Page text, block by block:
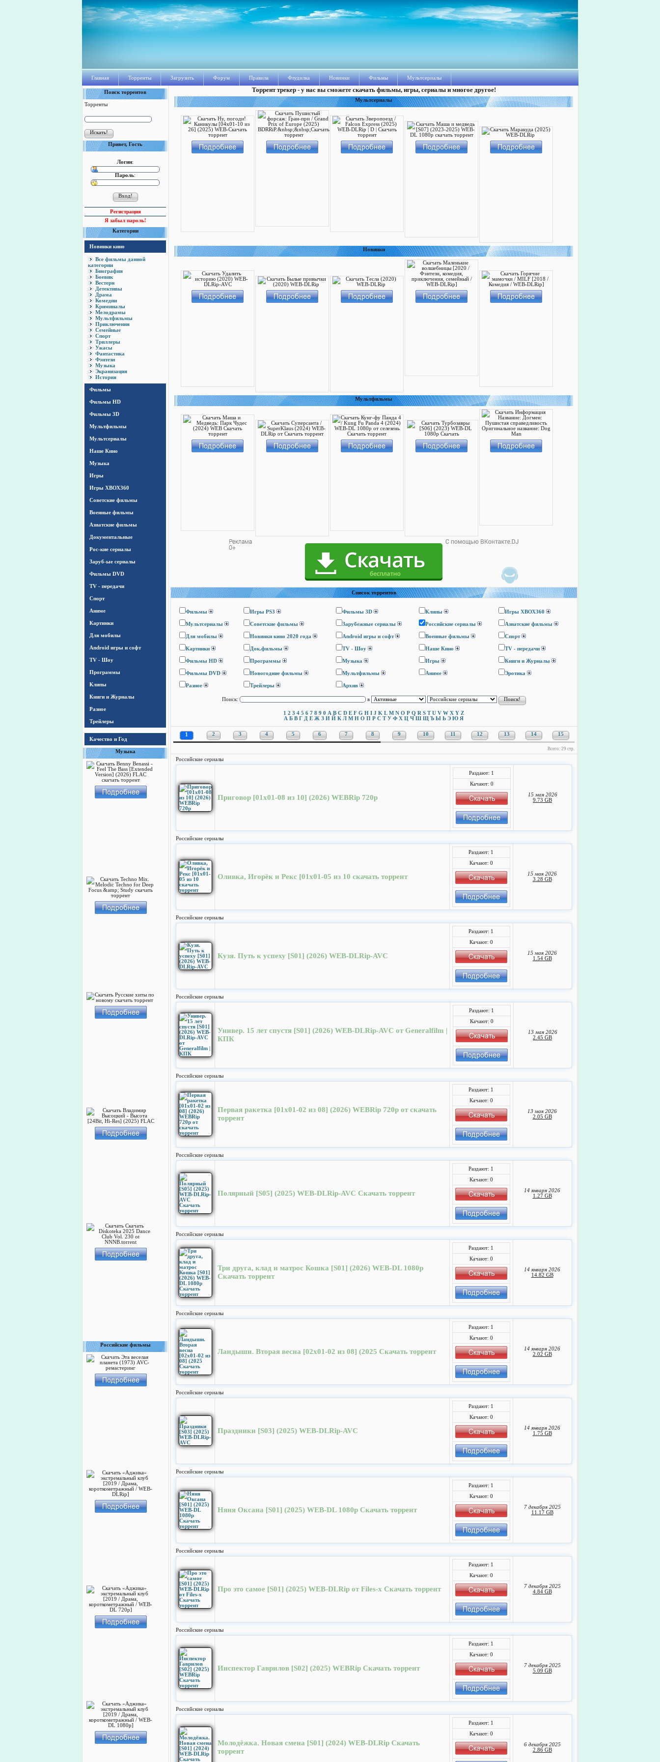
Главная Торренты Загрузить Форум Правила Флудилка Новинки Фильмы Мультсериалы
Поиск торрентов
Торренты
Привет, Гость
Логин:
Пароль:
Регистрация
Я забыл пароль!
Категории
Новинки кино
Все фильмы данной
категории
Биография
Боевик
Вестерн
Детективы
Драма
Комедии
Криминалы
Мелодрамы
Мультфильмы
Приключения
Семейные
Спорт
Триллеры
Ужасы
Фантастика
Фэнтези
Музыка
Экранизация
История
Фильмы
Фильмы HD
Фильмы 3D
Мультфильмы
Мультсериалы
Наше Кино
Музыка
Игры
Игры ХВОХ360
Cоветские фильмы
Военные фильмы
Азиатские фильмы
Документальные
Рос-кие сериалы
Заруб-ые сериалы
Фильмы DVD
TV - передачи
Спорт
Аниме
Картинки
Для мобилы
Android игры и софт
TV - Шоу
Программы
Клипы
Книги и Журналы
Разное
Трейлеры
Качество и Год
Музыка
Российские фильмы
Торрент трекер - у нас вы сможете скачать фильмы, игры, сериалы и многое другое!
Мультсериалы
Новинки
Мультфильмы
Список торрентов
Фильмы Игры PS3 Фильмы 3D Клипы Игры ХВОХ360
Мультсериалы Cоветские фильмы Зарубежные сериалы Российские сериалы Азиатские фильмы
Для мобилы Новинки кино 2020 года Android игры и софт Военные фильмы Спорт
Картинки Док.фильмы TV - Шоу Наше Кино TV - передачи
Фильмы HD Программы Музыка Игры Книги и Журналы
Фильмы DVD Новогодние фильмы Мультфильмы Аниме Эротика
Разное Трейлеры Архив
Поиск: в
1 2 3 4 5 6 7 8 9 0 A B C D E F G H I J K L M N O P Q R S T U V W X Y Z
А Б В Г Д Е Ж З И Й К Л М Н О П Р С Т У Ф Х Ц Ч Ш Щ Ъ Ы Ь Э Ю Я
1 2 3 4 5 6 7 8 9 10 11 12 13 14 15
Всего: 29 стр.
Российские сериалы
Приговор [01x01-08 из 10] (2026) WEBRip 720p
Раздают: 1
Качают: 0
15 мая 2026
9.73 GB
Российские сериалы
Оливка, Игорёк и Рекс [01х01-05 из 10 скачать торрент
Раздают: 1
Качают: 0
15 мая 2026
3.28 GB
Российские сериалы
Кузя. Путь к успеху [S01] (2026) WEB-DLRip-AVC
Раздают: 1
Качают: 0
15 мая 2026
1.54 GB
Российские сериалы
Универ. 15 лет спустя [S01] (2026) WEB-DLRip-AVC от Generalfilm |
КПК
Раздают: 1
Качают: 0
13 мая 2026
2.45 GB
Российские сериалы
Первая ракетка [01x01-02 из 08] (2026) WEBRip 720p от скачать
торрент
Раздают: 1
Качают: 0
13 мая 2026
2.05 GB
Российские сериалы
Полярный [S05] (2025) WEB-DLRip-AVC Скачать торрент
Раздают: 1
Качают: 0
14 января 2026
1.27 GB
Российские сериалы
Три друга, клад и матрос Кошка [S01] (2026) WEB-DL 1080p
Скачать торрент
Раздают: 1
Качают: 0
14 января 2026
14.82 GB
Российские сериалы
Ландыши. Вторая весна [02x01-02 из 08] (2025 Скачать торрент
Раздают: 1
Качают: 0
14 января 2026
2.02 GB
Российские сериалы
Праздники [S03] (2025) WEB-DLRip-AVC
Раздают: 1
Качают: 0
14 января 2026
1.75 GB
Российские сериалы
Няня Оксана [S01] (2025) WEB-DL 1080p Скачать торрент
Раздают: 1
Качают: 0
7 декабря 2025
11.17 GB
Российские сериалы
Про это самое [S01] (2025) WEB-DLRip от Files-x Скачать торрент
Раздают: 1
Качают: 0
7 декабря 2025
4.84 GB
Российские сериалы
Инспектор Гаврилов [S02] (2025) WEBRip Скачать торрент
Раздают: 1
Качают: 0
7 декабря 2025
5.09 GB
Российские сериалы
Молодёжка. Новая смена [S01] (2024) WEB-DLRip Скачать
торрент
Раздают: 1
Качают: 0
6 декабря 2025
2.86 GB